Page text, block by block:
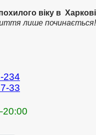
віку в Харкові
лише починається!
234
33